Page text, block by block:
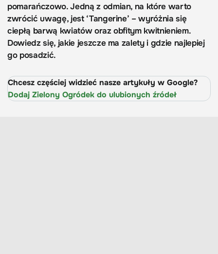
pomarańczowo. Jedną z odmian, na które warto
zwrócić uwagę, jest ‘Tangerine’ – wyróżnia się
ciepłą barwą kwiatów oraz obfitym kwitnieniem.
Dowiedz się, jakie jeszcze ma zalety i gdzie najlepiej
go posadzić.
Chcesz częściej widzieć nasze artykuły w Google?
Dodaj Zielony Ogródek do ulubionych źródeł